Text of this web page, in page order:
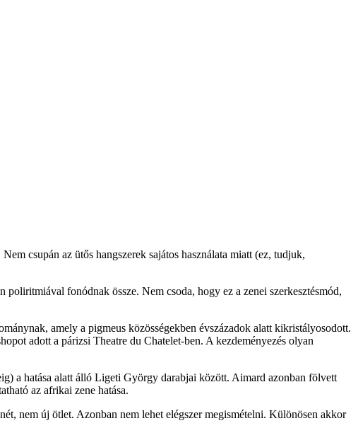
csupán az ütős hangszerek sajátos használata miatt (ez, tudjuk,
fonódnak össze. Nem csoda, hogy ez a zenei szerkesztésmód,
amely a pigmeus közösségekben évszázadok alatt kikristályosodott.
adott a párizsi Theatre du Chatelet-ben. A kezdeményezés olyan
a hatása alatt álló Ligeti György darabjai között. Aimard azonban fölvett
az afrikai zene hatása.
nem új ötlet. Azonban nem lehet elégszer megismételni. Különösen akkor